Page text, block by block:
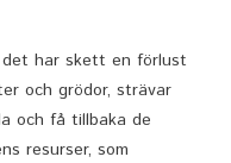
det har skett en förlust
och grödor, strävar
och få tillbaka de
resurser, som